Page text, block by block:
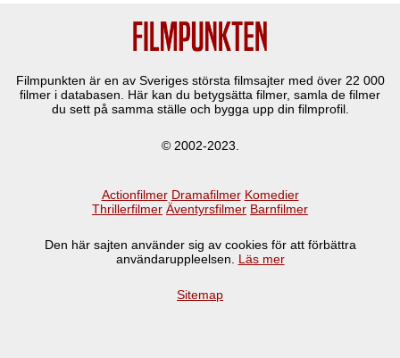
Filmpunkten är en av Sveriges största filmsajter med över 22 000
filmer i databasen. Här kan du betygsätta filmer, samla de filmer
du sett på samma ställe och bygga upp din filmprofil.
© 2002-2023.
Actionfilmer Dramafilmer Komedier
Thrillerfilmer Äventyrsfilmer Barnfilmer
Den här sajten använder sig av cookies för att förbättra
användaruppleelsen. Läs mer
Sitemap